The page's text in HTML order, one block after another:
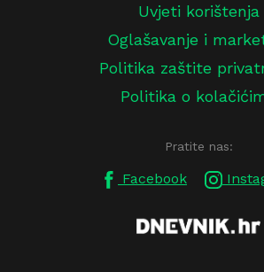
Uvjeti korištenja
Oglašavanje i
Politika zaštite
Politika o
Pratite nas:
Facebook